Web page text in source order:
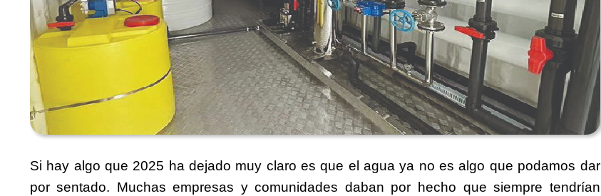
Si hay algo que 2025 ha dejado muy claro es que el agua ya no es algo que podamos dar
por sentado. Muchas empresas y comunidades daban por hecho que siempre tendrían